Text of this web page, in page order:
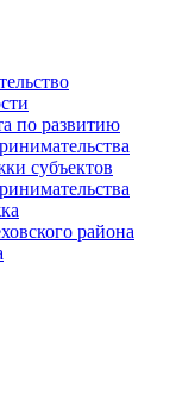
по развитию
субъектов
района